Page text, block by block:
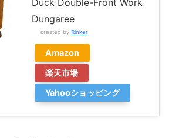
Duck Double-Front Work
Dungaree
created by Rinker
Amazon
楽天市場
Yahooショッピング